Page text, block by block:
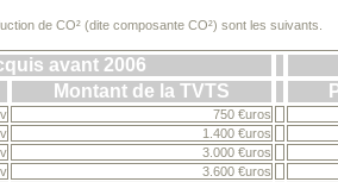
de CO² (dite composante CO²) sont les suivants.
avant 2006
Montant de la TVTS
750 €uros
1.400 €uros
3.000 €uros
3.600 €uros